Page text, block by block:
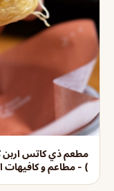
مطعم ذي كاتس اربن
) - مطاعم و كافيهات